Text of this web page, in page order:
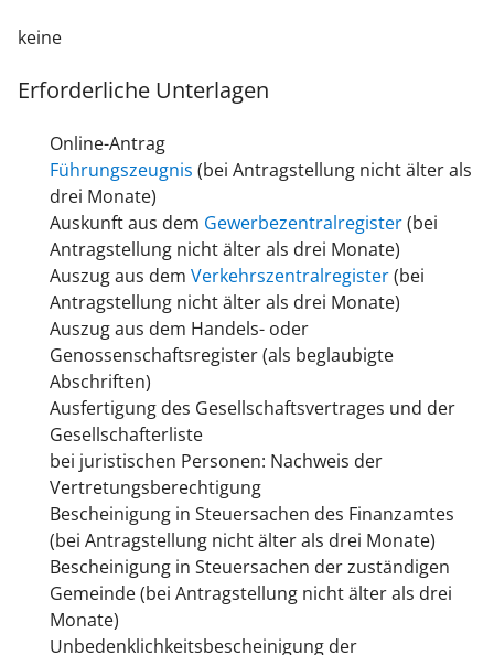
keine
Erforderliche Unterlagen
Online-Antrag
Führungszeugnis (bei Antragstellung nicht älter als
drei Monate)
Auskunft aus dem Gewerbezentralregister(bei
Antragstellung nicht älter als drei Monate)
Auszug aus dem Verkehrszentralregister(bei
Antragstellung nicht älter als drei Monate)
Auszug aus dem Handels- oder
Genossenschaftsregister (als beglaubigte
Abschriften)
Ausfertigung des Gesellschaftsvertrages und der
Gesellschafterliste
bei juristischen Personen: Nachweis der
Vertretungsberechtigung
Bescheinigung in Steuersachen des Finanzamtes
(bei Antragstellung nicht älter als drei Monate)
Bescheinigung in Steuersachen der zuständigen
Gemeinde (bei Antragstellung nicht älter als drei
Monate)
Unbedenklichkeitsbescheinigung der